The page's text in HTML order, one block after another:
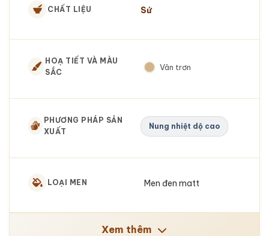
CHẤT LIỆU Sứ
HOẠ TIẾT VÀ MÀU
SẮC
Vân trơn
PHƯƠNG PHÁP SẢN
XUẤT
Nung nhiệt dộ cao
LOẠI MEN Men đen matt
Xem thêm